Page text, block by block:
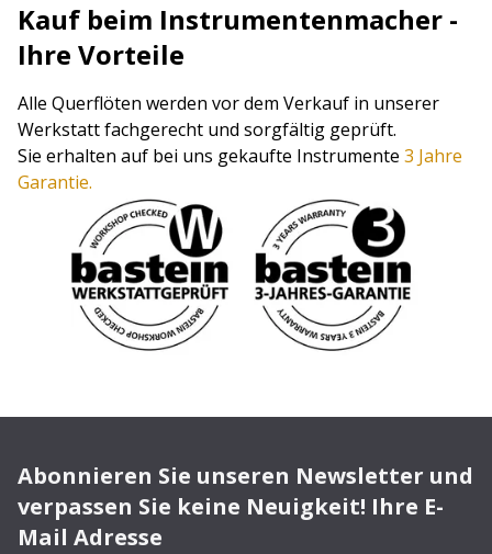
Kauf beim Instrumentenmacher -
Ihre Vorteile
Alle Querflöten werden vor dem Verkauf in unserer
Werkstatt fachgerecht und sorgfältig geprüft.
Sie erhalten auf bei uns gekaufte Instrumente 3 Jahre
Garantie.
Abonnieren Sie unseren Newsletter und
verpassen Sie keine Neuigkeit! Ihre E-
Mail Adresse